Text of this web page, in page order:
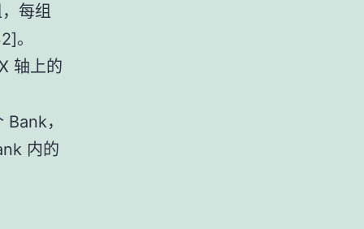
每组
。
轴上的
Bank，
内的